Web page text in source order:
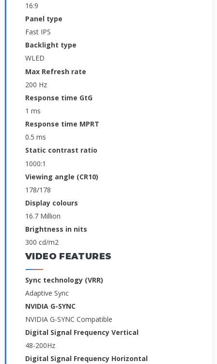
16:9
Panel type
Fast IPS
Backlight type
WLED
Max Refresh rate
200 Hz
Response time GtG
1 ms
Response time MPRT
0.5 ms
Static contrast ratio
1000:1
Viewing angle (CR10)
178/178
Display colours
16.7 Million
Brightness in nits
300 cd/m2
VIDEO FEATURES
Sync technology (VRR)
Adaptive Sync
NVIDIA G-SYNC
NVIDIA G-SYNC Compatible
Digital Signal Frequency Vertical
48-200Hz
Digital Signal Frequency Horizontal